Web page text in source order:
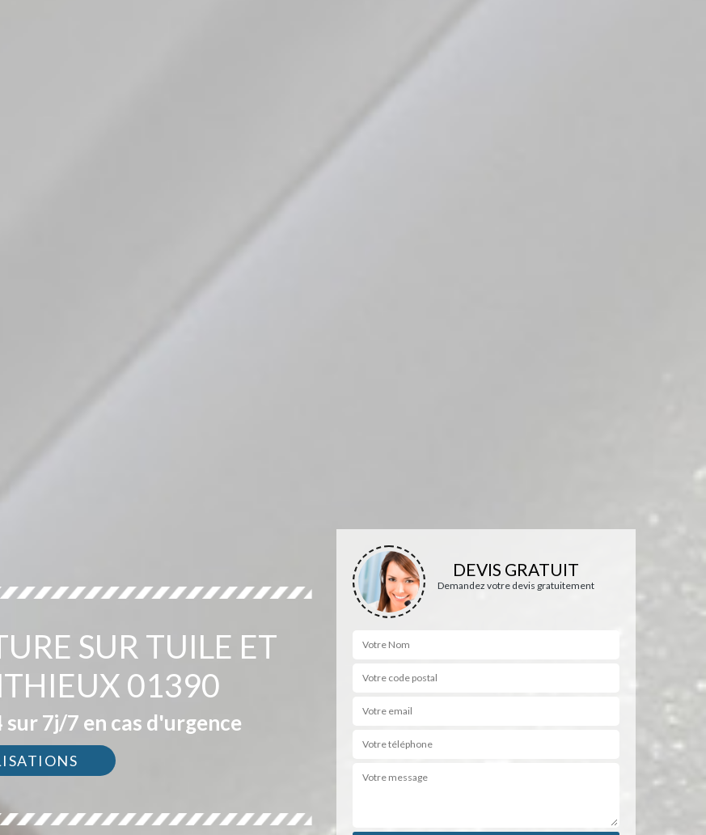
SUR TUILE ET
01390
7j/7 en cas d'urgence
DEVIS GRATUIT
Demandez votre devis gratuitement